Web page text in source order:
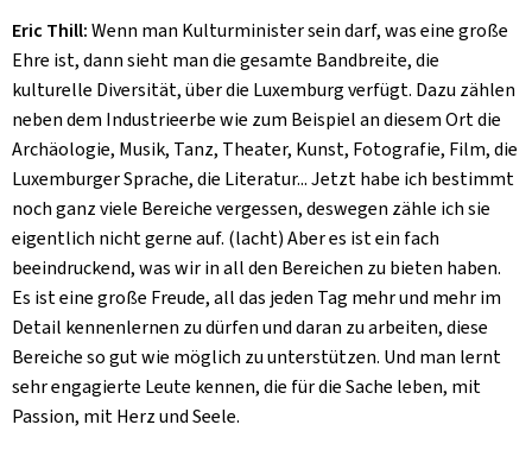
Eric Thill:Wenn man Kulturminister sein darf, was eine große
Ehre ist, dann sieht man die gesamte Bandbreite, die
kulturelle Diversität, über die Luxemburg verfügt. Dazu zählen
neben dem Industrieerbe wie zum Beispiel an diesem Ort die
Archäologie, Musik, Tanz, Theater, Kunst, Fotografie, Film, die
Luxemburger Sprache, die Literatur... Jetzt habe ich bestimmt
noch ganz viele Bereiche vergessen, deswegen zähle ich sie
eigentlich nicht gerne auf. (lacht) Aber es ist ein fach
beeindruckend, was wir in all den Bereichen zu bieten haben.
Es ist eine große Freude, all das jeden Tag mehr und mehr im
Detail kennenlernen zu dürfen und daran zu arbeiten, diese
Bereiche so gut wie möglich zu unterstützen. Und man lernt
sehr engagierte Leute kennen, die für die Sache leben, mit
Passion, mit Herz und Seele.